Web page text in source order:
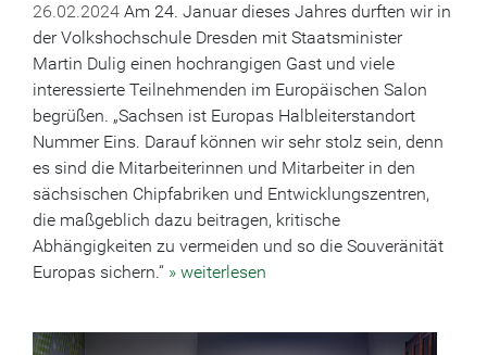
26.02.2024 Am 24. Januar dieses Jahres durften wir in
der Volkshochschule Dresden mit Staatsminister
Martin Dulig einen hochrangigen Gast und viele
interessierte Teilnehmenden im Europäischen Salon
begrüßen. „Sachsen ist Europas Halbleiterstandort
Nummer Eins. Darauf können wir sehr stolz sein, denn
es sind die Mitarbeiterinnen und Mitarbeiter in den
sächsischen Chipfabriken und Entwicklungszentren,
die maßgeblich dazu beitragen, kritische
Abhängigkeiten zu vermeiden und so die Souveränität
Europas sichern.“ » weiterlesen